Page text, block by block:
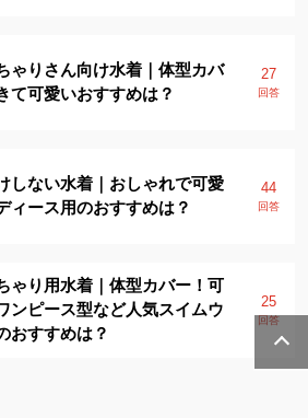
ゃりさん向け水着｜体型カバ
て可愛いおすすめは？
27
回答
しない水着｜おしゃれで可愛
ィース用のおすすめは？
44
回答
ゃり用水着｜体型カバー！可
ンピース型など人気スイムウ
おすすめは？
25
回答